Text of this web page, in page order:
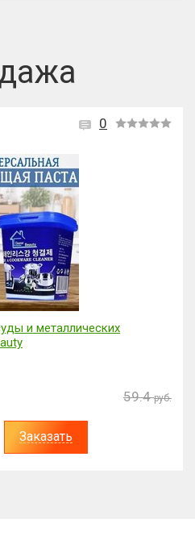
0
и металлических
59.4 руб.
Заказать